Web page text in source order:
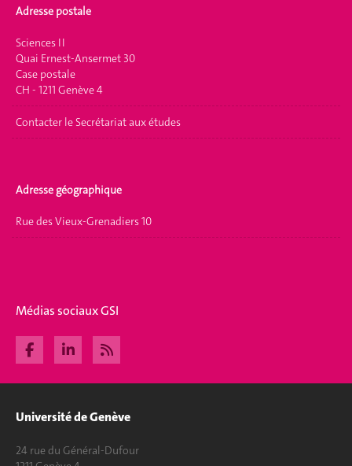
Adresse postale
Sciences II
Quai Ernest-Ansermet 30
Case postale
CH - 1211 Genève 4
Contacter le Secrétariat aux études
Adresse géographique
Rue des Vieux-Grenadiers 10
Médias sociaux GSI
Université de Genève
24 rue du Général-Dufour